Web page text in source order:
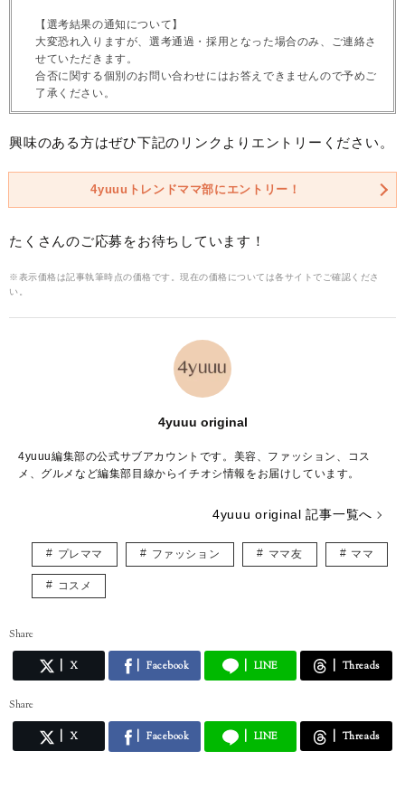
【選考結果の通知について】
大変恐れ入りますが、選考通過・採用となった場合のみ、ご連絡さ
せていただきます。
合否に関する個別のお問い合わせにはお答えできませんので予めご
了承ください。
興味のある方はぜひ下記のリンクよりエントリーください。
4yuuuトレンドママ部にエントリー！
たくさんのご応募をお待ちしています！
※表示価格は記事執筆時点の価格です。現在の価格については各サイトでご確認くださ
い。
4yuuu original
4yuuu編集部の公式サブアカウントです。美容、ファッション、コス
メ、グルメなど編集部目線からイチオシ情報をお届けしています。
4yuuu original 記事一覧へ
プレママ ファッション ママ友 ママ
コスメ
Share
X Facebook LINE Threads
Share
X Facebook LINE Threads